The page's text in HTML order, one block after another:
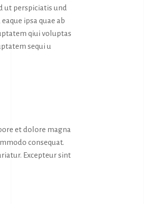
ut perspiciatis und
ipsa quae ab
qiui voluptas
sequi u
et dolore magna
consequat.
Excepteur sint